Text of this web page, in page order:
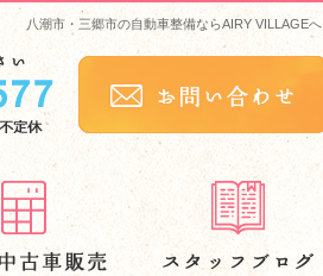
八潮市・三郷市の自動車整備ならAIRY VILLAGEへ